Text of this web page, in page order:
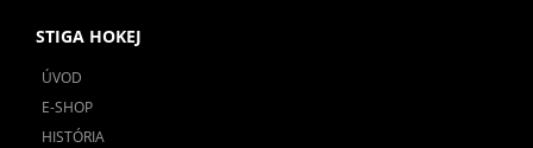
STIGA HOKEJ
ÚVOD
E-SHOP
HISTÓRIA